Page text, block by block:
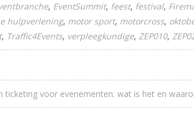
EventSummit feest festival
hulpverlening motor sport motorcross
Traffic4Events verpleegkundige ZEP010
ticketing voor evenementen: wat is het en